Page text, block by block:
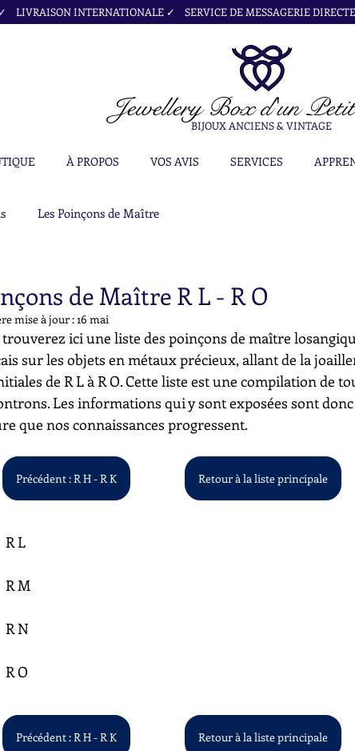
✓ LIVRAISON INTERNATIONALE ✓ SERVICE DE MESSAGERIE
Jewellery Boxd'un
BIJOUX ANCIENS & VINTAGE
À PROPOS VOS AVIS SERVICES
Les Poinçons de Maître
de Maître R L - R O
mise à jour :16 mai
ici une liste des poinçons de maître
sur les objets en métaux précieux, allant de la
de R L à R O. Cette liste est une compilation de
Les informations qui y sont exposées sont
que nos connaissances progressent.
Précédent : R H - R K Retour à la liste principale
R L
R M
R N
R O
Précédent : R H - R K Retour à la liste principale